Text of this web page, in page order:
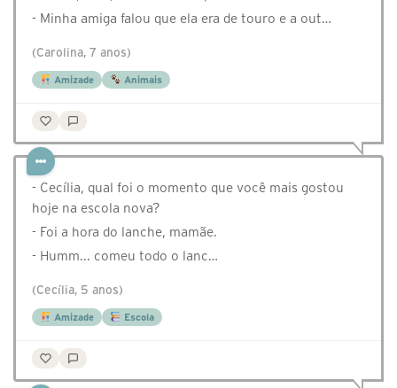
- Minha amiga falou que ela era de touro e a out…
(Carolina, 7 anos)
Amizade Animais
- Cecília, qual foi o momento que você mais gostou
hoje na escola nova?
- Foi a hora do lanche, mamãe.
- Humm... comeu todo o lanc…
(Cecília, 5 anos)
Amizade Escola